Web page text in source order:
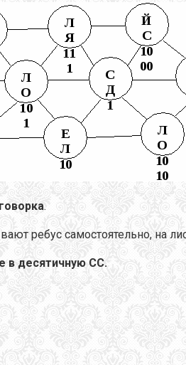
.
ребус самостоятельно, на
в десятичную СС.